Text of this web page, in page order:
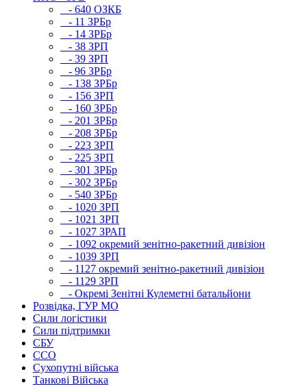
- 640 ОЗКБ
- 11 ЗРБр
- 14 ЗРБр
- 38 ЗРП
- 39 ЗРП
- 96 ЗРБр
- 138 ЗРБр
- 156 ЗРП
- 160 ЗРБр
- 201 ЗРБр
- 208 ЗРБр
- 223 ЗРП
- 225 ЗРП
- 301 ЗРБр
- 302 ЗРБр
- 540 ЗРБр
- 1020 ЗРП
- 1021 ЗРП
- 1027 ЗРАП
- 1092 окремий зенітно-ракетний дивізіон
- 1039 ЗРП
- 1127 окремий зенітно-ракетний дивізіон
- 1129 ЗРП
- Окремі Зенітні Кулеметні батальйони
Розвідка, ГУР МО
Сили логістики
Сили підтримки
СБУ
ССО
Сухопутні війська
Танкові Війська